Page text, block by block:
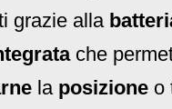
grazie alla
che
la posizione o